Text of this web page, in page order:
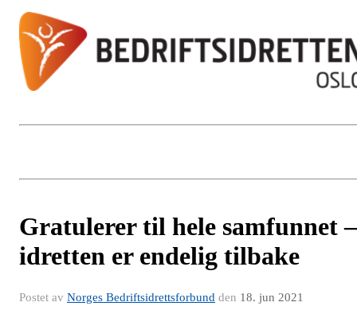
Gratulerer til hele samfunnet –
idretten er endelig tilbake
Postet av Norges Bedriftsidrettsforbund den 18. jun 2021